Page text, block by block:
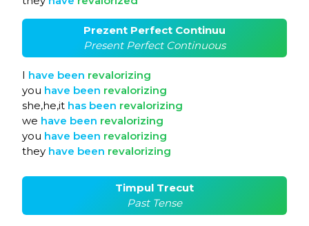
Prezent Perfect Continuu
Present Perfect Continuous
I have been revalorizing
you have been revalorizing
she,he,it has been revalorizing
we have been revalorizing
you have been revalorizing
they have been revalorizing
Timpul Trecut
Past Tense